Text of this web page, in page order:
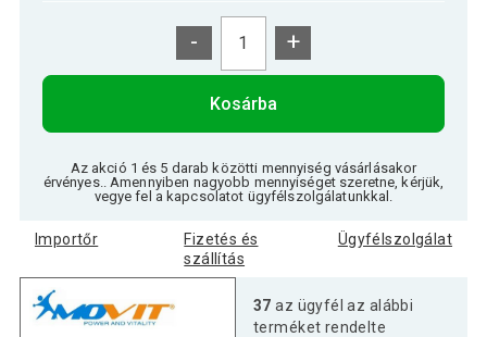
- +
Kosárba
Az akció 1 és 5 darab közötti mennyiség vásárlásakor
érvényes.. Amennyiben nagyobb mennyiséget szeretne, kérjük,
vegye fel a kapcsolatot ügyfélszolgálatunkkal.
Importőr
Fizetés és
szállítás
Ügyfélszolgálat
37 az ügyfél az alábbi
terméket rendelte